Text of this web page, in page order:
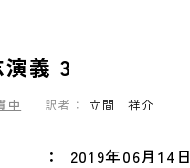
義 3
中 訳者： 立間 祥介
2019年06月14日